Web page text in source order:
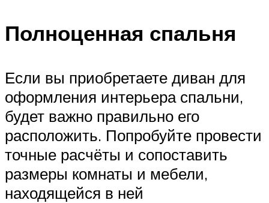
Полноценная спальня
Если вы приобретаете диван для
оформления интерьера спальни,
будет важно правильно его
расположить. Попробуйте провести
точные расчёты и сопоставить
размеры комнаты и мебели,
находящейся в ней